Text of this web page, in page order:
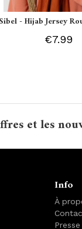
Sibel - Hijab Jersey
€7.99
et les
Info
À
Presse